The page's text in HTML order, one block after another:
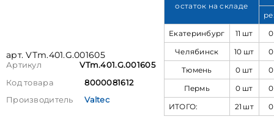
арт. VTm.401.G.001605
Артикул
VTm.401.G.001605
Код товара
8000081612
Производитель
Valtec
остаток на складе
Екатеринбург
11 шт
Челябинск
10 шт
Тюмень
0 шт
Пермь
0 шт
ИТОГО:
21 шт